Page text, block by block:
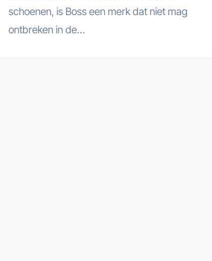
schoenen, is Boss een merk dat niet mag
ontbreken in de…